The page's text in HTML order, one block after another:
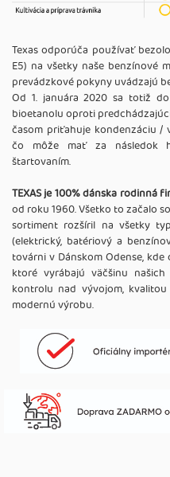
Texas odporúča používať
E5) na všetky naše benzínové
prevádzkové pokyny uvádzajú
Od 1. januára 2020 sa totiž
bioetanolu oproti
časom priťahuje kondenzáciu /
čo môže mať za následok
štartovaním.
TEXAS je 100% dánska rodinná
od roku 1960. Všetko to začalo
sortiment rozšíril na všetky
(elektrický, batériový a
továrni v Dánskom Odense, kde
ktoré vyrábajú väčšinu
kontrolu nad vývojom,
modernú výrobu.